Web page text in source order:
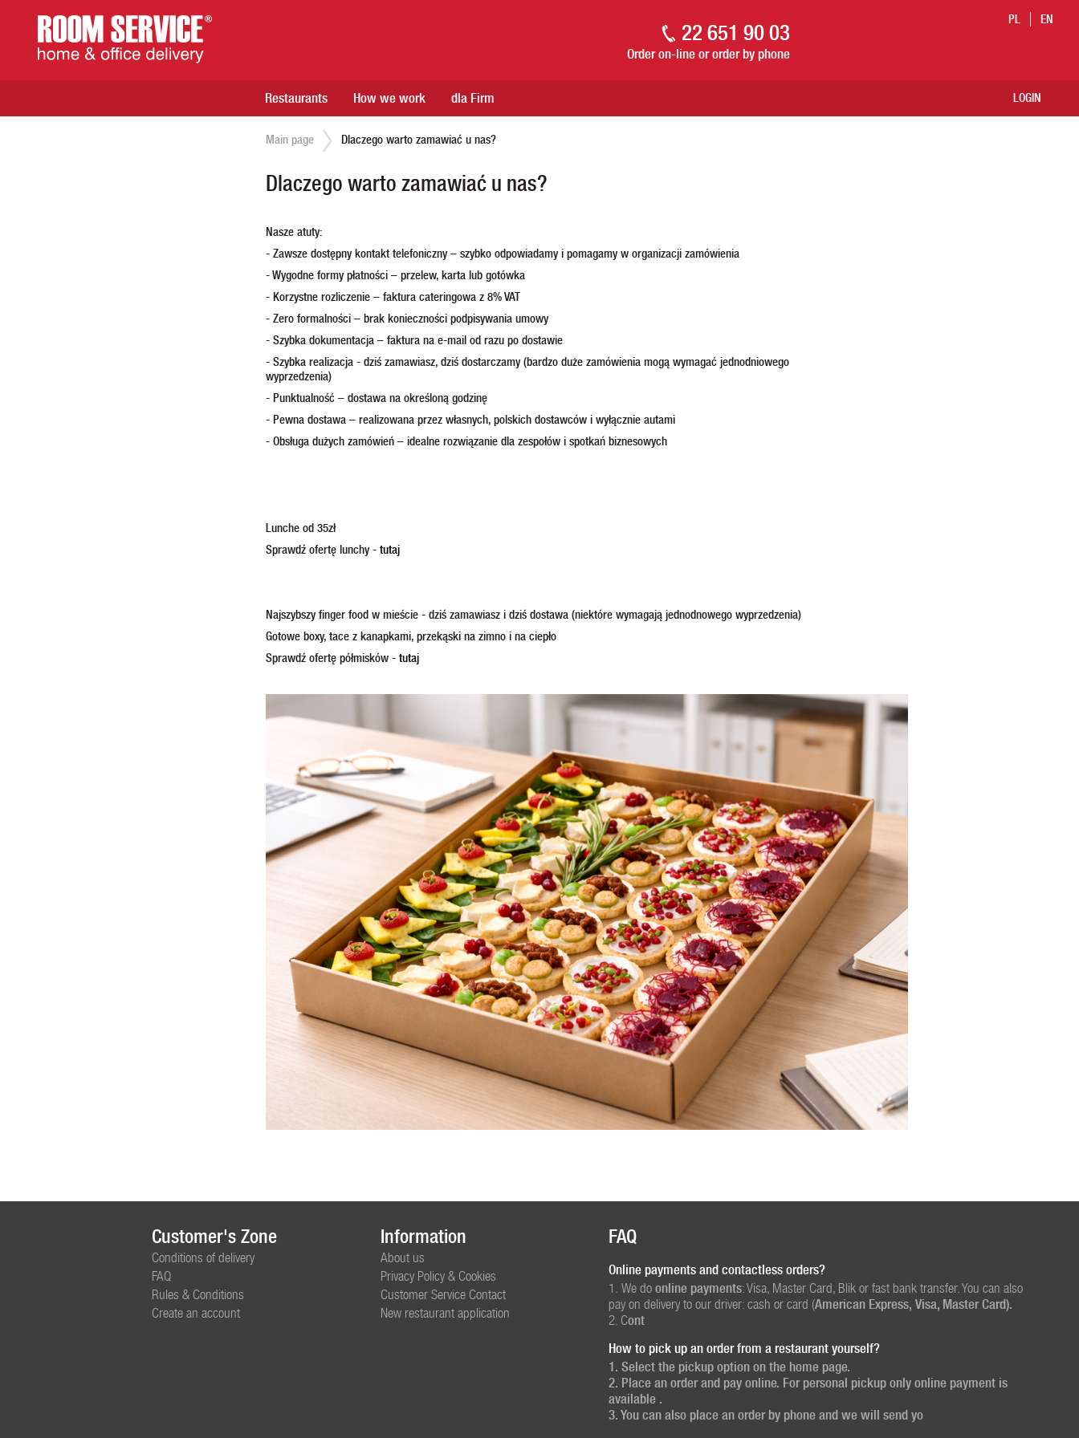
22 651 90 03
Order on-line or order by phone
PL EN
Restaurants How we work dla Firm LOGIN
Main page Dlaczego warto zamawiać u nas?
Dlaczego warto zamawiać u nas?
Nasze atuty:
- Zawsze dostępny kontakt telefoniczny – szybko odpowiadamy i pomagamy w organizacji zamówienia
- Wygodne formy płatności – przelew, karta lub gotówka
- Korzystne rozliczenie – faktura cateringowa z 8% VAT
- Zero formalności – brak konieczności podpisywania umowy
- Szybka dokumentacja – faktura na e-mail od razu po dostawie
- Szybka realizacja - dziś zamawiasz, dziś dostarczamy (bardzo duże zamówienia mogą wymagać jednodniowego
wyprzedzenia)
- Punktualność – dostawa na określoną godzinę
- Pewna dostawa – realizowana przez własnych, polskich dostawców i wyłącznie autami
- Obsługa dużych zamówień – idealne rozwiązanie dla zespołów i spotkań biznesowych
Lunche od 35zł
Sprawdź ofertę lunchy -tutaj
Najszybszy finger food w mieście - dziś zamawiasz i dziś dostawa (niektóre wymagają jednodnowego wyprzedzenia)
Gotowe boxy, tace z kanapkami, przekąski na zimno i na ciepło
Sprawdź ofertę półmisków -tutaj
Customer's Zone
Conditions of delivery
FAQ
Rules & Conditions
Create an account
Information
About us
Privacy Policy & Cookies
Customer Service Contact
New restaurant application
FAQ
Online payments and contactless orders?
1. We doonline payments: Visa, Master Card, Blik or fast bank transfer. You can also
pay on delivery to our driver: cash or card (American Express,Visa, Master Card).
2. Cont
How to pick up an order from a restaurant yourself?
1. Select the pickup option on the home page.
2. Place an order and pay online. For personal pickup only online payment is
available .
3. You can also place anorder by phone and we will send yo